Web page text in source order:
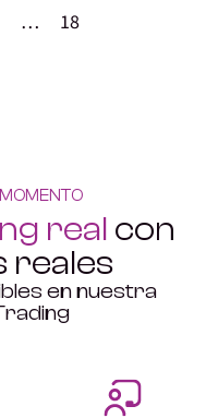
… 18
real con
reales
en nuestra